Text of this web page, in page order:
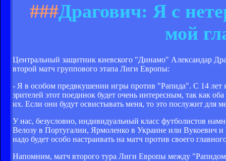
###Драгович: Я с
мой
Центральный защитник киевского "Динамо" Александар
второй матч группового этапа Лиги Европы:
- Я в особом предвкушении игры против "Рапида". С 14 лет
зрителей этот поединок будет очень интересным, так как
их. Если они будут освистывать меня, то это послужит для
У нас, безусловно, индивидуальный класс футболистов
Велозу в Португалии, Ярмоленко в Украине или Вукоевич
надо будет особо настраивать на матч против своего
Напомним, матч второго тура Лиги Европы между "Рапидом"